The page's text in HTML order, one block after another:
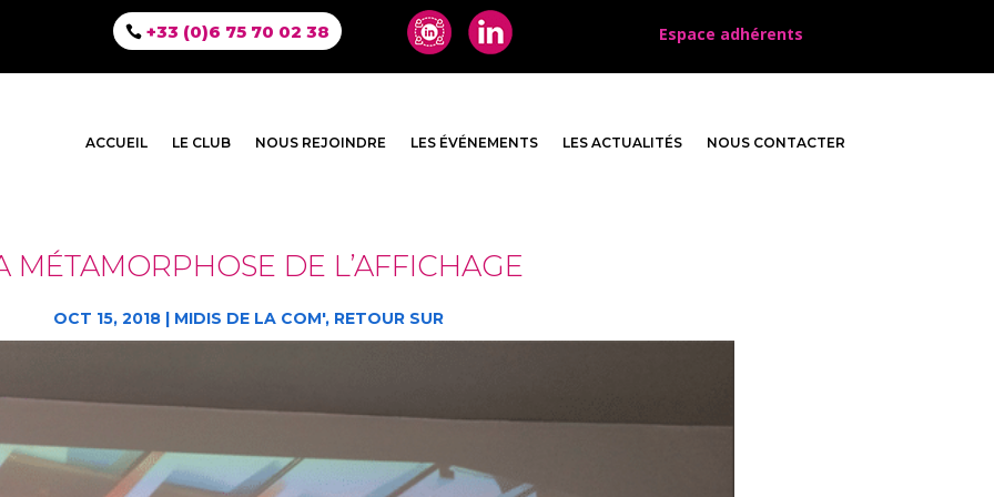
+33 (0)6 75 70 02 38 Espace adhérents
ACCUEIL LE CLUB NOUS REJOINDRE LES ÉVÉNEMENTS LES ACTUALITÉS NOUS CONTACTER
MÉTAMORPHOSE DE L’AFFICHAGE
OCT 15, 2018 | MIDIS DE LA COM', RETOUR SUR